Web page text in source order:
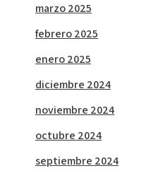
marzo 2025
febrero 2025
enero 2025
diciembre 2024
noviembre 2024
octubre 2024
septiembre 2024